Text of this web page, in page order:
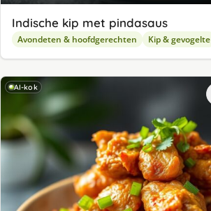
Indische kip met pindasaus
Avondeten & hoofdgerechten Kip & gevogelte
AI-kok